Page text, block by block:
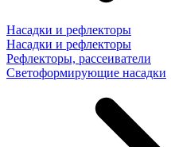
Насадки и рефлекторы
Насадки и рефлекторы
Рефлекторы, рассеиватели
Светоформирующие насадки